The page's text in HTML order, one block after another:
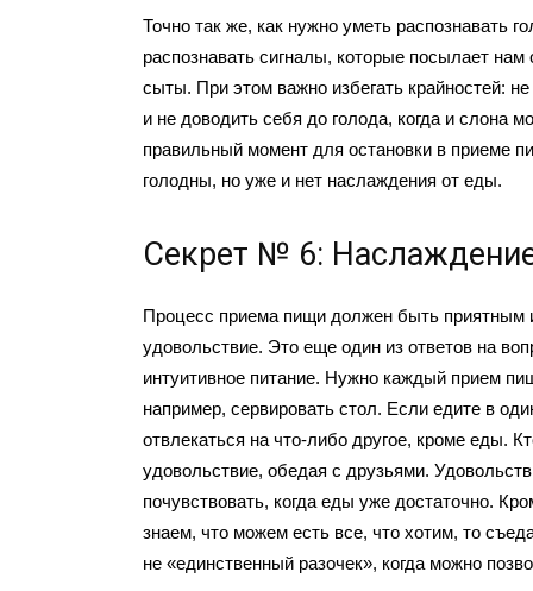
Точно так же, как нужно уметь распознавать
распознавать сигналы, которые посылает нам
сыты. При этом важно избегать крайностей:
и не доводить себя до голода, когда и слона
правильный момент для остановки в приеме
голодны, но уже и нет наслаждения от еды.
Секрет № 6:
Процесс приема пищи должен быть приятным
удовольствие. Это еще один из ответов на
интуитивное питание. Нужно каждый прием
например, сервировать стол. Если едите в
отвлекаться на что-либо другое, кроме еды.
удовольствие, обедая с друзьями.
почувствовать, когда еды уже достаточно.
знаем, что можем есть все, что хотим, то
не «единственный разочек», когда можно